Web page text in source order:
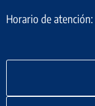
Horario de atención: